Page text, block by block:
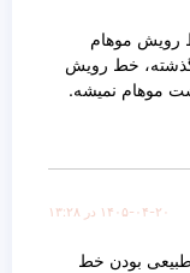
رویش موهام
برسه. ولی الان که ۸ ماه گذشته، خط رویش
موهام نمیشه.
۱۴۰۵-۰۴-۲۰ در ۱۳:۲۸
بودن خط